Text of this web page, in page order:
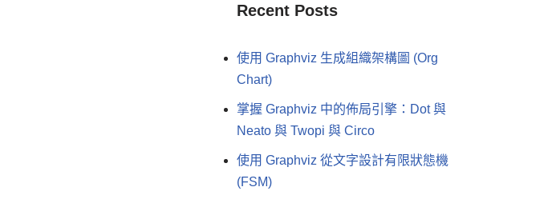
Recent Posts
使用 Graphviz 生成組織架構圖 (Org
Chart)
掌握 Graphviz 中的佈局引擎：Dot 與
Neato 與 Twopi 與 Circo
使用 Graphviz 從文字設計有限狀態機
(FSM)